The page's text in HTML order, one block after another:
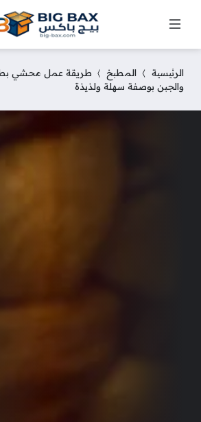
الرئيسية المطبخ
طريقة عمل محشي
والجبن بوصفة سهلة ولذيذة